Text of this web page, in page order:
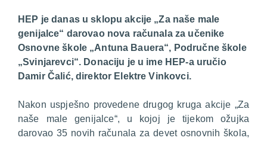
HEP je danas u sklopu akcije „Za naše male
genijalce“ darovao nova računala za učenike
Osnovne škole „Antuna Bauera“, Područne škole
„Svinjarevci“. Donaciju je u ime HEP-a uručio
Damir Čalić, direktor Elektre Vinkovci.
Nakon uspješno provedene drugog kruga akcije „Za
naše male genijalce“, u kojoj je tijekom ožujka
darovao 35 novih računala za devet osnovnih škola,